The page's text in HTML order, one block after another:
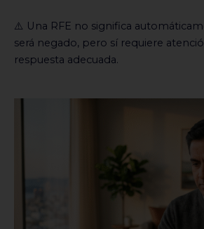
⚠️ Una RFE no significa
será negado, pero sí requiere
respuesta adecuada.